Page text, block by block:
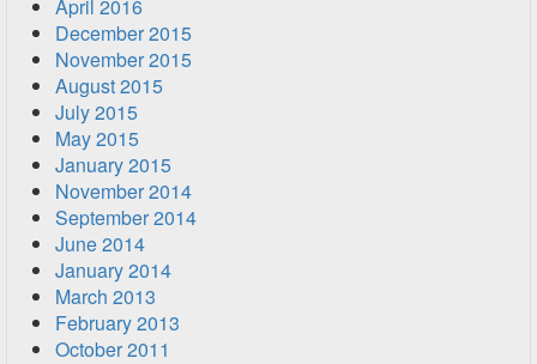
April 2016
December 2015
November 2015
August 2015
July 2015
May 2015
January 2015
November 2014
September 2014
June 2014
January 2014
March 2013
February 2013
October 2011